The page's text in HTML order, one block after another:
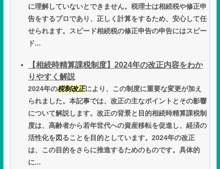
に理解していないとできません。税理士は相続税や修正申
告をするプロであり、正しく計算をするため、安心して任
せられます。スピード相続税の修正申告の申告にはスピー
ド...
【相続時精算課税制度】2024年の改正内容をわか
りやすく解説
2024年の税制改正により、この制度に重要な変更が加え
られました。本記事では、改正の主なポイントとその影響
について解説します。改正の背景と目的相続時精算課税制
度は、高齢者から若年世代への資産移転を促進し、経済の
活性化を図ることを目的としています。2024年の改正
は、この目的をさらに推進するためのものです。具体的
に...